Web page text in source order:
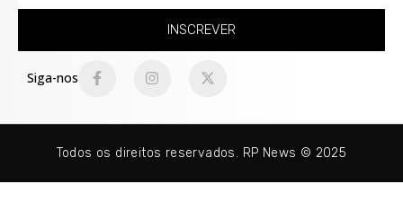
INSCREVER
Siga-nos
Todos os direitos reservados. RP News © 2025